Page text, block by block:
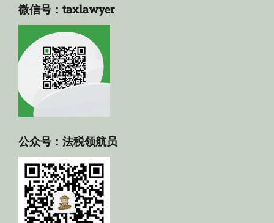
微信号：taxlawyer
公众号：法税领航员